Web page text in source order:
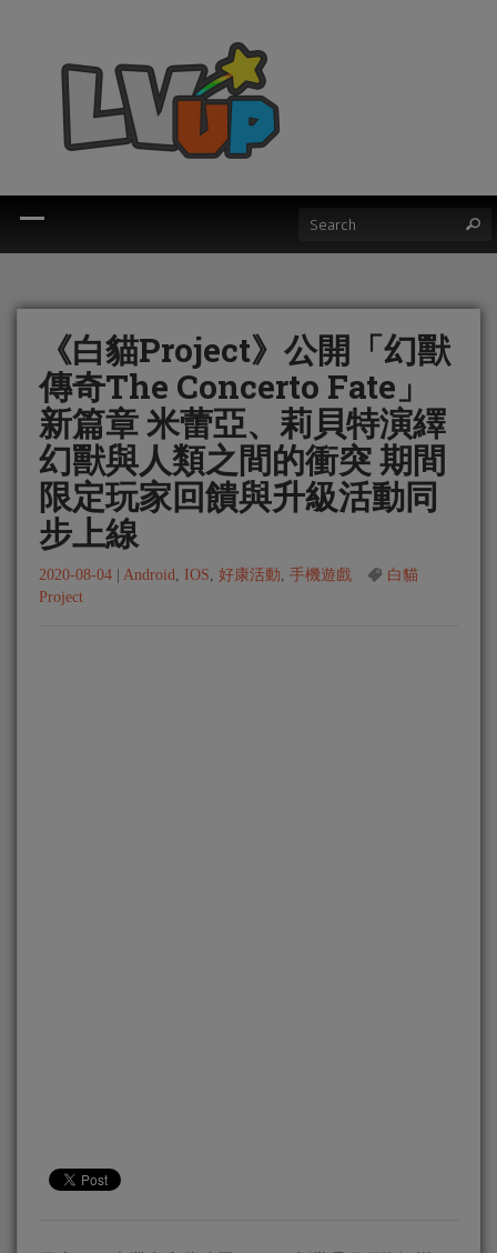
《白貓Project》公開「幻獸
傳奇The Concerto Fate」
新篇章 米蕾亞、莉貝特演繹
幻獸與人類之間的衝突 期間
限定玩家回饋與升級活動同
步上線
2020-08-04 Android, IOS, 好康活動, 手機遊戲
白貓
Project